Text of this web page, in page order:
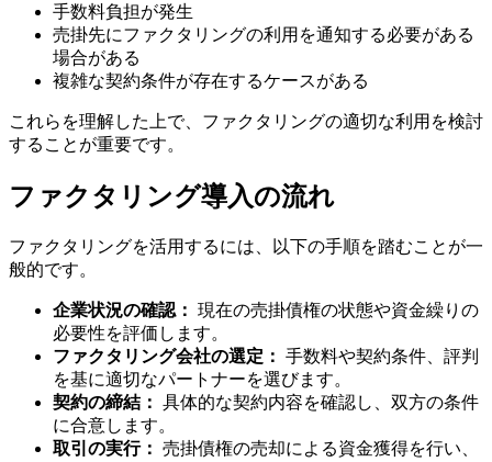
手数料負担が発生
売掛先にファクタリングの利用を通知する必要がある
場合がある
複雑な契約条件が存在するケースがある
これらを理解した上で、ファクタリングの適切な利用を検討
することが重要です。
ファクタリング導入の流れ
ファクタリングを活用するには、以下の手順を踏むことが一
般的です。
企業状況の確認： 現在の売掛債権の状態や資金繰りの
必要性を評価します。
ファクタリング会社の選定： 手数料や契約条件、評判
を基に適切なパートナーを選びます。
契約の締結： 具体的な契約内容を確認し、双方の条件
に合意します。
取引の実行： 売掛債権の売却による資金獲得を行い、